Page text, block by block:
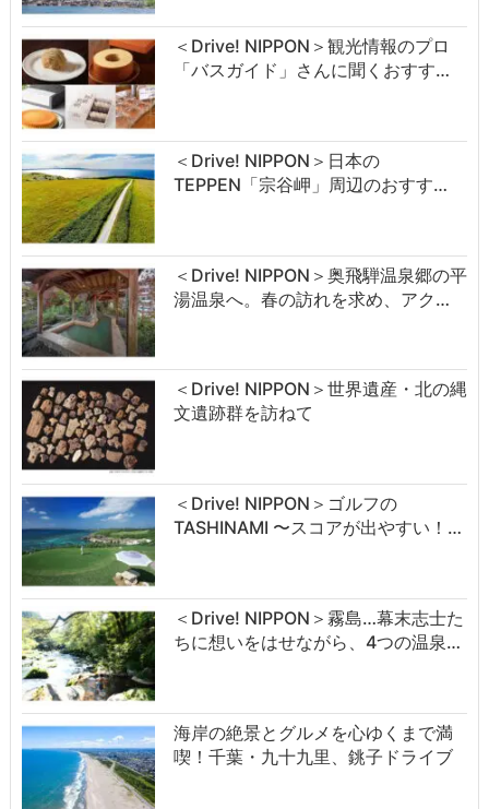
＜Drive! NIPPON＞観光情報のプロ
「バスガイド」さんに聞くおすす…
＜Drive! NIPPON＞日本の
TEPPEN「宗谷岬」周辺のおすす…
＜Drive! NIPPON＞奥飛騨温泉郷の平
湯温泉へ。春の訪れを求め、アク…
＜Drive! NIPPON＞世界遺産・北の縄
文遺跡群を訪ねて
＜Drive! NIPPON＞ゴルフの
TASHINAMI 〜スコアが出やすい！…
＜Drive! NIPPON＞霧島…幕末志士た
ちに想いをはせながら、4つの温泉…
海岸の絶景とグルメを心ゆくまで満
喫！千葉・九十九里、銚子ドライブ